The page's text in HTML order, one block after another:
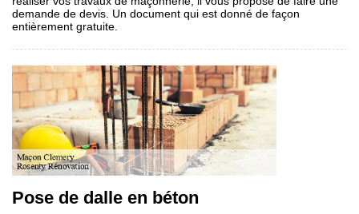
demande de devis. Un document qui est donné de façon
entièrement gratuite.
Pose de dalle en béton